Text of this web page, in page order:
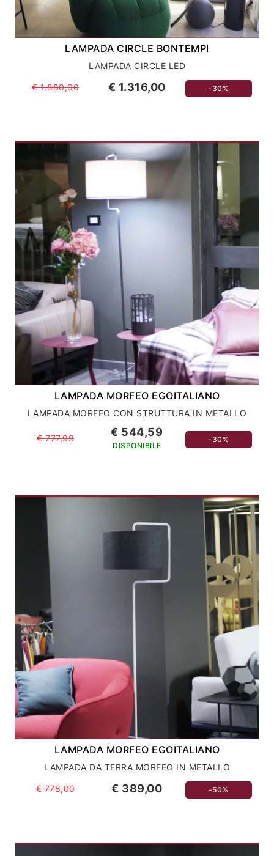
LAMPADA CIRCLE BONTEMPI
LAMPADA CIRCLE LED
€ 1.880,00 € 1.316,00 -30%
LAMPADA MORFEO EGOITALIANO
LAMPADA MORFEO CON STRUTTURA IN METALLO
€ 777,99 € 544,59
DISPONIBILE
-30%
LAMPADA MORFEO EGOITALIANO
LAMPADA DA TERRA MORFEO IN METALLO
€ 778,00 € 389,00 -50%